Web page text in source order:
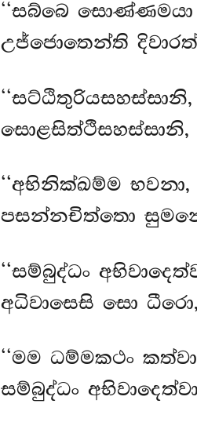
‘‘සබ්බෙ
උජ්ජොතෙන්ති
සොළසිත්ථිසහස්සානි,
‘‘අභිනික්ඛම්ම
පසන්නචිත්තො
‘‘සම්බුද්ධං
අධිවාසෙසි සො
‘‘මම ධම්මකථං
සම්බුද්ධං